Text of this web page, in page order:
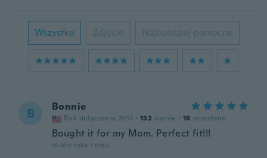
Wszystko Zdjęcie Najbardziej pomocne
B Bonnie
Rok dołączenia 2017 · 132 opinie · 16 przesłane
Bought it for my Mom. Perfect fit!!!
około roku temu